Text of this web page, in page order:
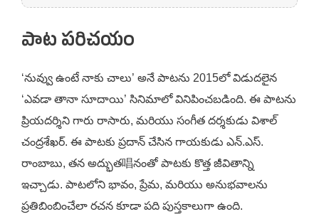
పాట పరిచయం
‘నువ్వు ఉంటే నాకు చాలు’ అనే పాటను 2015లో విడుదలైన
‘ఎవడా తానా సూదాయి’ సినిమాలో వినిపించబడింది. ఈ పాటను
ప్రియదర్శిని గారు రాసారు, మరియు సంగీత దర్శకుడు విశాల్
చంద్రశేఖర్. ఈ పాటకు ప్రదాన్ చేసిన గాయకుడు ఎన్.ఎస్.
రాంబాబు, తన అద్భుత唱నంతో పాటకు కొత్త జీవితాన్ని
ఇచ్చాడు. పాటలోని భావం, ప్రేమ, మరియు అనుభవాలను
ప్రతిబింబించేలా రచన కూడా పది పుస్తకాలుగా ఉంది.